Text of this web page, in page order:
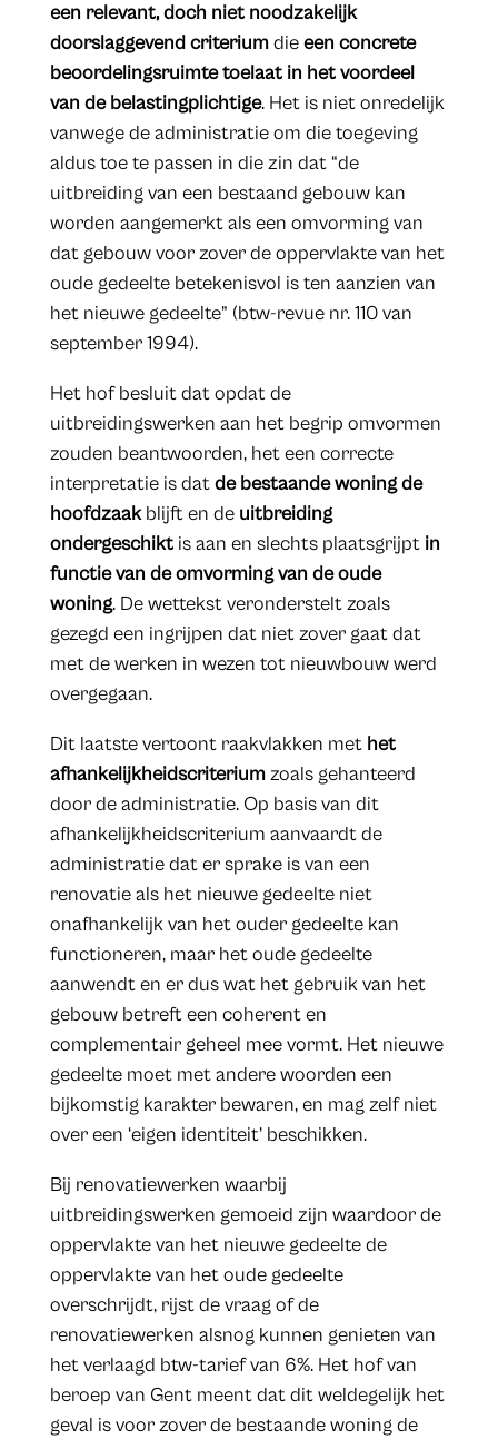
een relevant, doch niet noodzakelijk
doorslaggevend criteriumdieeen concrete
beoordelingsruimte toelaat in het voordeel
van de belastingplichtige. Het is niet onredelijk
vanwege de administratie om die toegeving
aldus toe te passen in die zin dat “de
uitbreiding van een bestaand gebouw kan
worden aangemerkt als een omvorming van
dat gebouw voor zover de oppervlakte van het
oude gedeelte betekenisvol is ten aanzien van
het nieuwe gedeelte” (btw-revue nr. 110 van
september 1994).
Het hof besluit dat opdat de
uitbreidingswerken aan het begrip omvormen
zouden beantwoorden, het een correcte
interpretatie is datde bestaande woning de
hoofdzaakblijft en de uitbreiding
ondergeschiktis aan en slechts plaatsgrijpt in
functie van de omvorming van de oude
woning. De wettekst veronderstelt zoals
gezegd een ingrijpen dat niet zover gaat dat
met de werken in wezen tot nieuwbouw werd
overgegaan.
Dit laatste vertoont raakvlakken met het
afhankelijkheidscriteriumzoals gehanteerd
door de administratie. Op basis van dit
afhankelijkheidscriterium aanvaardt de
administratie dat er sprake is van een
renovatie als het nieuwe gedeelte niet
onafhankelijk van het ouder gedeelte kan
functioneren, maar het oude gedeelte
aanwendt en er dus wat het gebruik van het
gebouw betreft een coherent en
complementair geheel mee vormt. Het nieuwe
gedeelte moet met andere woorden een
bijkomstig karakter bewaren, en mag zelf niet
over een ‘eigen identiteit’ beschikken.
Bij renovatiewerken waarbij
uitbreidingswerken gemoeid zijn waardoor de
oppervlakte van het nieuwe gedeelte de
oppervlakte van het oude gedeelte
overschrijdt, rijst de vraag of de
renovatiewerken alsnog kunnen genieten van
het verlaagd btw-tarief van 6%. Het hof van
beroep van Gent meent dat dit weldegelijk het
geval is voor zover de bestaande woning de